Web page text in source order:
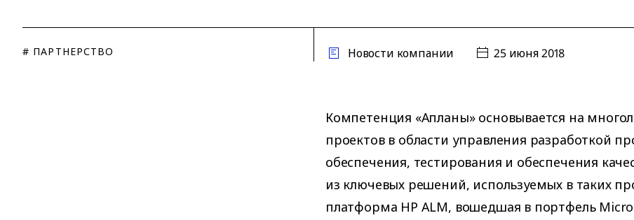
# ПАРТНЕРСТВО Новости компании 25 июня 2018
Компетенция «Апланы» основывается на
проектов в области управления разработкой
обеспечения, тестирования и обеспечения
из ключевых решений, используемых в таких
платформа HP ALM, вошедшая в портфель